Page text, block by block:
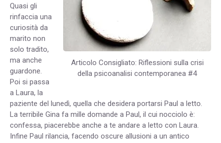
Articolo Consigliato: Riflessioni sulla crisi
della psicoanalisi contemporanea #4
Quasi gli
rinfaccia una
curiosità da
marito non
solo tradito,
ma anche
guardone.
Poi si passa
a Laura, la
paziente del lunedì, quella che desidera portarsi Paul a letto.
La terribile Gina fa mille domande a Paul, il cui nocciolo è:
confessa, piacerebbe anche a te andare a letto con Laura.
Infine Paul rilancia, facendo oscure allusioni a un antico